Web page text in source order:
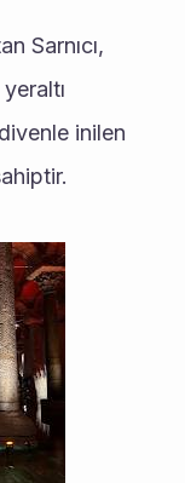
Sarnıcı,
inilen